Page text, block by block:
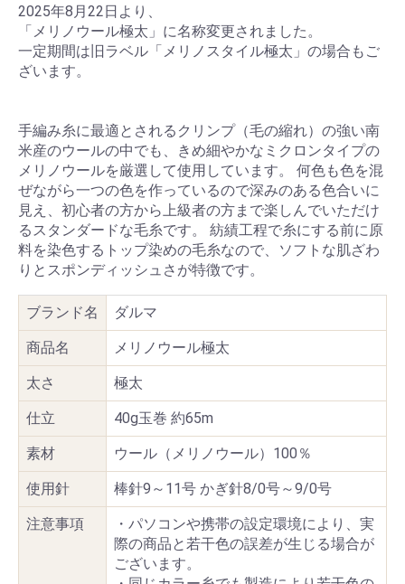
2025年8月22日より、
「メリノウール極太」に名称変更されました。
一定期間は旧ラベル「メリノスタイル極太」の場合もご
ざいます。
手編み糸に最適とされるクリンプ（毛の縮れ）の強い南
米産のウールの中でも、きめ細やかなミクロンタイプの
メリノウールを厳選して使用しています。 何色も色を混
ぜながら一つの色を作っているので深みのある色合いに
見え、初心者の方から上級者の方まで楽しんでいただけ
るスタンダードな毛糸です。 紡績工程で糸にする前に原
料を染色するトップ染めの毛糸なので、ソフトな肌ざわ
りとスポンディッシュさが特徴です。
ブランド名 ダルマ
商品名 メリノウール極太
太さ 極太
仕立 40g玉巻 約65m
素材 ウール（メリノウール）100％
使用針 棒針9～11号 かぎ針8/0号～9/0号
注意事項
・パソコンや携帯の設定環境により、実
際の商品と若干色の誤差が生じる場合が
ございます。